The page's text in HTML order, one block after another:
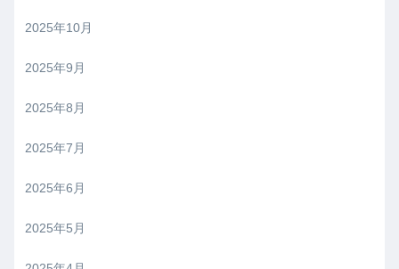
2025年10月
2025年9月
2025年8月
2025年7月
2025年6月
2025年5月